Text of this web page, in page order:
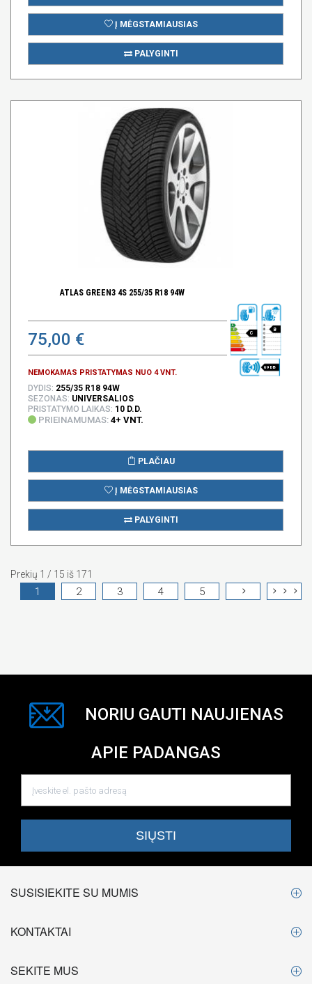
Į MĖGSTAMIAUSIAS
PALYGINTI
ATLAS GREEN3 4S 255/35 R18 94W
75,00 €
NEMOKAMAS PRISTATYMAS NUO 4 VNT.
C
B
69 DB
DYDIS: 255/35 R18 94W
SEZONAS: UNIVERSALIOS
PRISTATYMO LAIKAS: 10 D.D.
PRIEINAMUMAS: 4+ VNT.
PLAČIAU
Į MĖGSTAMIAUSIAS
PALYGINTI
Prekių 1 / 15 iš 171
1 2 3 4 5
NORIU GAUTI NAUJIENAS
APIE PADANGAS
SUSISIEKITE SU MUMIS
KONTAKTAI
SEKITE MUS